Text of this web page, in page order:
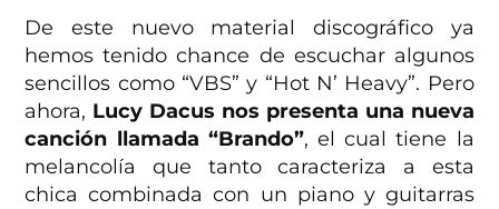
De este nuevo material discográfico ya
hemos tenido chance de escuchar algunos
sencillos como “VBS” y “Hot N’ Heavy”. Pero
ahora, Lucy Dacus nos presenta una nueva
canción llamada “Brando”, el cual tiene la
melancolía que tanto caracteriza a esta
chica combinada con un piano y guitarras